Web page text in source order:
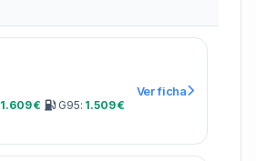
1.609 € G95: 1.509 €
Ver ficha